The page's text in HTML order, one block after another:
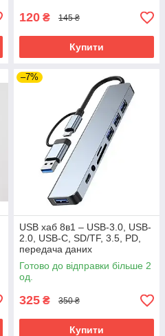
120 ₴ 145 ₴
Купити
–7%
USB хаб 8в1 – USB-3.0, USB-
2.0, USB-C, SD/TF, 3.5, PD,
передача даних
Готово до відправки більше 2
од.
325 ₴ 350 ₴
Купити